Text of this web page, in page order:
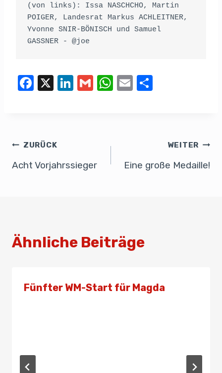
(von links): Issa NASCHCHO, Martin
POIGER, Landesrat Markus ACHLEITNER,
Yvonne SNIR-BÖNISCH und Samuel
GASSNER - @joe
F
b
o
X
Li
n
G
W E
ZURÜCK
Acht Vorjahrssieger
WEITER
Eine große Medaille!
Ähnliche Beiträge
Fünfter WM-Start für Magda